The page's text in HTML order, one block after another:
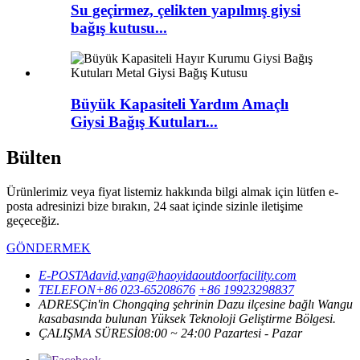
Su geçirmez, çelikten yapılmış giysi
bağış kutusu...
Büyük Kapasiteli Yardım Amaçlı
Giysi Bağış Kutuları...
Bülten
Ürünlerimiz veya fiyat listemiz hakkında bilgi almak için lütfen e-
posta adresinizi bize bırakın, 24 saat içinde sizinle iletişime
geçeceğiz.
GÖNDERMEK
E-POSTAdavid.yang@haoyidaoutdoorfacility.com
TELEFON+86 023-65208676 +86 19923298837
ADRESÇin'in Chongqing şehrinin Dazu ilçesine bağlı Wangu
kasabasında bulunan Yüksek Teknoloji Geliştirme Bölgesi.
ÇALIŞMA SÜRESİ08:00 ~ 24:00 Pazartesi - Pazar